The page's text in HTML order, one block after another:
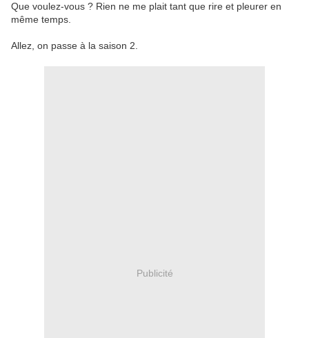
Que voulez-vous ? Rien ne me plait tant que rire et pleurer en
même temps.
Allez, on passe à la saison 2.
Publicité